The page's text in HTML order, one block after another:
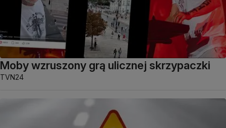
Moby wzruszony grą ulicznej skrzypaczki
TVN24